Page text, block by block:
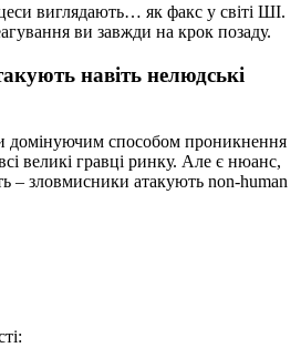
виглядають… як факс у світі ШІ.
ви завжди на крок позаду.
навіть нелюдські
домінуючим способом проникнення
великі гравці ринку. Але є нюанс,
– зловмисники атакують non-human